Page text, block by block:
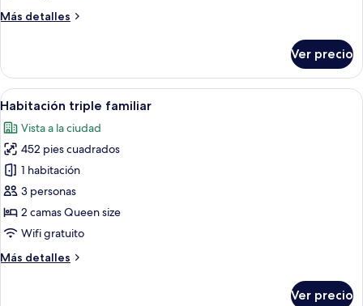
camas
Más detalles
Más
familiar
con
2
individuales
Ver precio
Abrir
todas
las
fotos
de
Habitación
triple
familiar
Una habitación de hotel moderna
6
Habitación triple familiar
Vista a la ciudad
452 pies cuadrados
1 habitación
3 personas
2 camas Queen size
Wifi gratuito
Más detalles
Más
Ver precio